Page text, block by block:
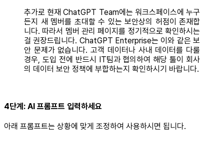
추가로 현재 ChatGPT Team에는 워크스페이스에 누구
든지 새 멤버를 초대할 수 있는 보안상의 허점이 존재합
니다. 따라서 멤버 관리 페이지를 정기적으로 확인하시는
걸 권장드립니다. ChatGPT Enterprise는 이와 같은 보
안 문제가 없습니다. 고객 데이터나 사내 데이터를 다룰
경우, 도입 전에 반드시 IT팀과 협의하여 해당 툴이 회사
의 데이터 보안 정책에 부합하는지 확인하시기 바랍니다.
4단계: AI 프롬프트 입력하세요
아래 프롬프트는 상황에 맞게 조정하여 사용하시면 됩니다.